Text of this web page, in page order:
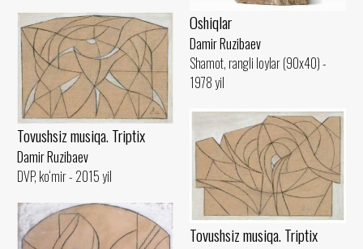
Oshiqlar
Damir Ruzibaev
Shamot, rangli loylar (90x40) -
1978 yil
Tovushsiz musiqa. Triptix
Damir Ruzibaev
DVP, ko‘mir - 2015 yil
Tovushsiz musiqa. Triptix